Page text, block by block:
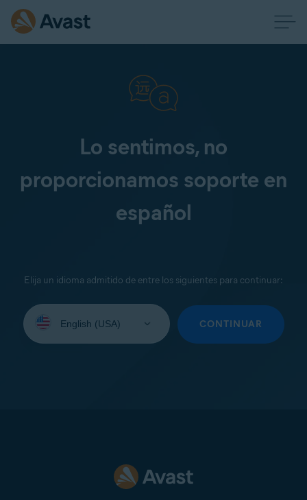
Lo sentimos, no
proporcionamos soporte en
español
Elija un idioma admitido de entre los siguientes para continuar:
su
CONTINUAR